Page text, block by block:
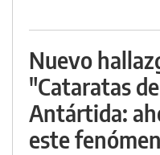
Nuevo
"Cataratas
Antártida:
este